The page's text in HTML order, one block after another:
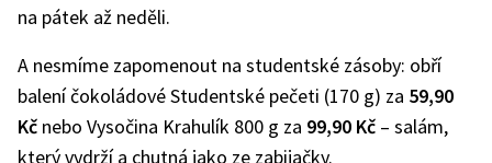
na pátek až neděli.
A nesmíme zapomenout na studentské zásoby: obří
balení čokoládové Studentské pečeti (170 g) za 59,90
Kč nebo Vysočina Krahulík 800 g za 99,90 Kč – salám,
který vydrží a chutná jako ze zabijačky.